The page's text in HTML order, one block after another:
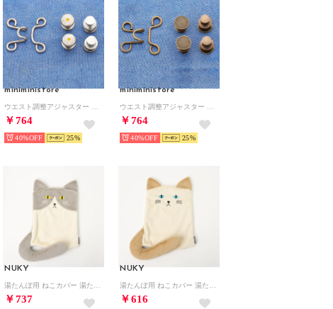
miniministore
￥764
40% 25
miniministore
￥764
40% 25
NUKY
￥737
NUKY
￥616